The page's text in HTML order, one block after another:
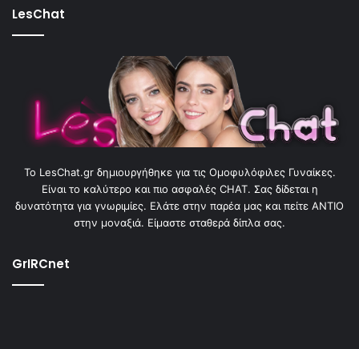
LesChat
To LesChat.gr δημιουργήθηκε για τις Ομοφυλόφιλες Γυναίκες.
Είναι το καλύτερο και πιο ασφαλές CHAT. Σας δίδεται η
δυνατότητα για γνωριμίες. Ελάτε στην παρέα μας και πείτε ΑΝΤΙΟ
στην μοναξιά. Είμαστε σταθερά δίπλα σας.
GrIRCnet